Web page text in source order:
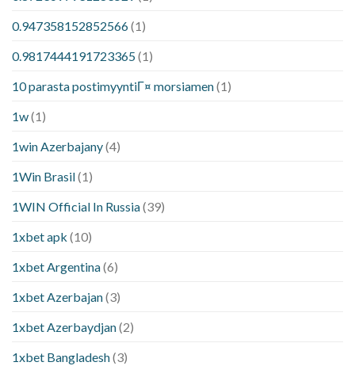
0.947358152852566(1)
0.9817444191723365(1)
10 parasta postimyyntiГ¤ morsiamen(1)
1w(1)
1win Azerbajany(4)
1Win Brasil(1)
1WIN Official In Russia(39)
1xbet apk (10)
1xbet Argentina(6)
1xbet Azerbajan(3)
1xbet Azerbaydjan(2)
1xbet Bangladesh(3)